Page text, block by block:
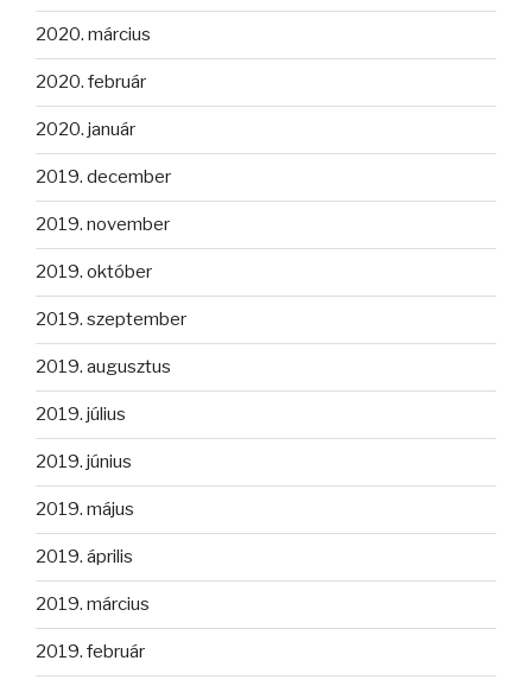
2020. március
2020. február
2020. január
2019. december
2019. november
2019. október
2019. szeptember
2019. augusztus
2019. július
2019. június
2019. május
2019. április
2019. március
2019. február